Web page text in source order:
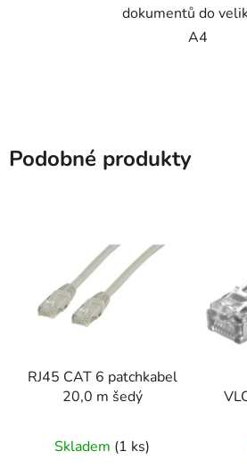
dokumentů do
A4
Podobné produkty
RJ45 CAT 6 patchkabel
20,0 m šedý
Skladem (1 ks)